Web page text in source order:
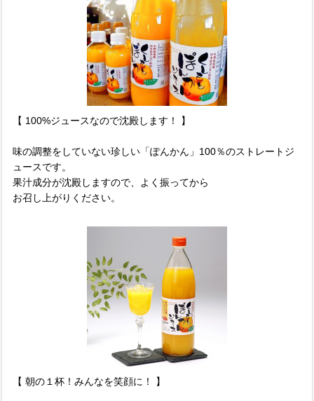
【 100%ジュースなので沈殿します！ 】
味の調整をしていない珍しい「ぽんかん」100％のストレートジ
ュースです。
果汁成分が沈殿しますので、よく振ってから
お召し上がりください。
【 朝の１杯！みんなを笑顔に！ 】